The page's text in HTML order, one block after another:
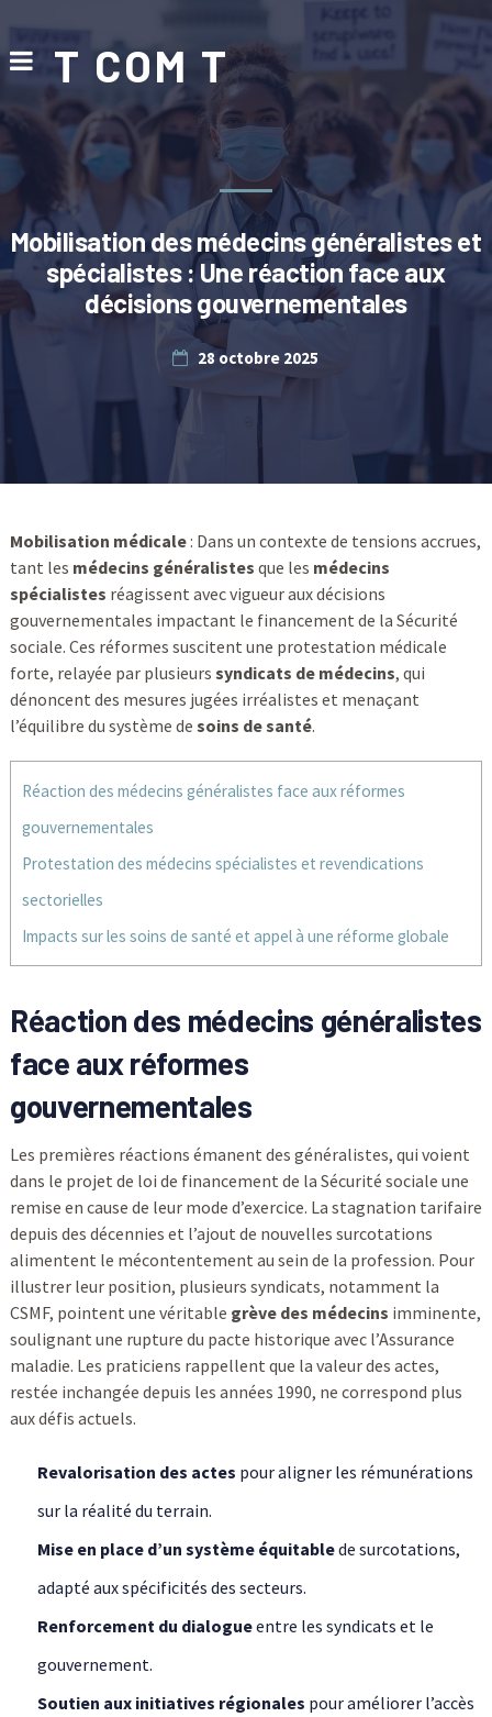
T COM T
Mobilisation des médecins généralistes et
spécialistes : Une réaction face aux
décisions gouvernementales
28 octobre 2025
Mobilisation médicale: Dans un contexte de tensions accrues,
tant les médecins généralistes que les médecins
spécialistes réagissent avec vigueur aux décisions
gouvernementales impactant le financement de la Sécurité
sociale. Ces réformes suscitent une protestation médicale
forte, relayée par plusieurs syndicats de médecins, qui
dénoncent des mesures jugées irréalistes et menaçant
l’équilibre du système de soins de santé.
Réaction des médecins généralistes face aux réformes
gouvernementales
Protestation des médecins spécialistes et revendications
sectorielles
Impacts sur les soins de santé et appel à une réforme globale
Réaction des médecins généralistes
face aux réformes
gouvernementales
Les premières réactions émanent des généralistes, qui voient
dans le projet de loi de financement de la Sécurité sociale une
remise en cause de leur mode d’exercice. La stagnation tarifaire
depuis des décennies et l’ajout de nouvelles surcotations
alimentent le mécontentement au sein de la profession. Pour
illustrer leur position, plusieurs syndicats, notamment la
CSMF, pointent une véritable grève des médecins imminente,
soulignant une rupture du pacte historique avec l’Assurance
maladie. Les praticiens rappellent que la valeur des actes,
restée inchangée depuis les années 1990, ne correspond plus
aux défis actuels.
Revalorisation des actes pour aligner les rémunérations
sur la réalité du terrain.
Mise en place d’un système équitablede surcotations,
adapté aux spécificités des secteurs.
Renforcement du dialogueentre les syndicats et le
gouvernement.
Soutien aux initiatives régionales pour améliorer l’accès